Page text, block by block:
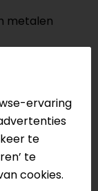
metalen
plus een
ervaring
te
te
cookies.